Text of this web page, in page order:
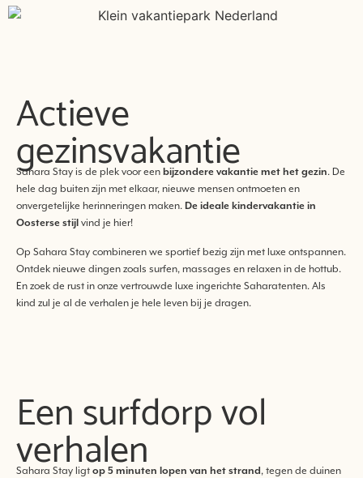
Actieve
gezinsvakantie
Sahara Stay is de plek voor een bijzondere vakantie met het gezin. De
hele dag buiten zijn met elkaar, nieuwe mensen ontmoeten en
onvergetelijke herinneringen maken. De ideale kindervakantie in
Oosterse stijl vind je hier!
Op Sahara Stay combineren we sportief bezig zijn met luxe ontspannen.
Ontdek nieuwe dingen zoals surfen, massages en relaxen in de hottub.
En zoek de rust in onze vertrouwde luxe ingerichte Saharatenten. Als
kind zul je al de verhalen je hele leven bij je dragen.
Een surfdorp vol
verhalen
Sahara Stay ligt op 5 minuten lopen van het strand , tegen de duinen